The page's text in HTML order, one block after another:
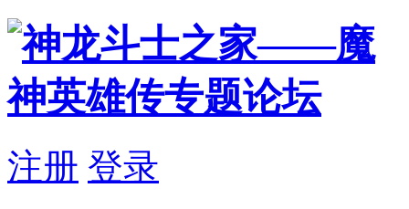
注册 登录